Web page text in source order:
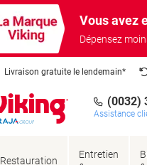
Vous avez
Dépensez
Livraison gratuite le lendemain*
(0032)
Assistance
Restauration
Entretien